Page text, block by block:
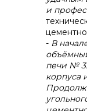
и
- В
печи №
корпуса